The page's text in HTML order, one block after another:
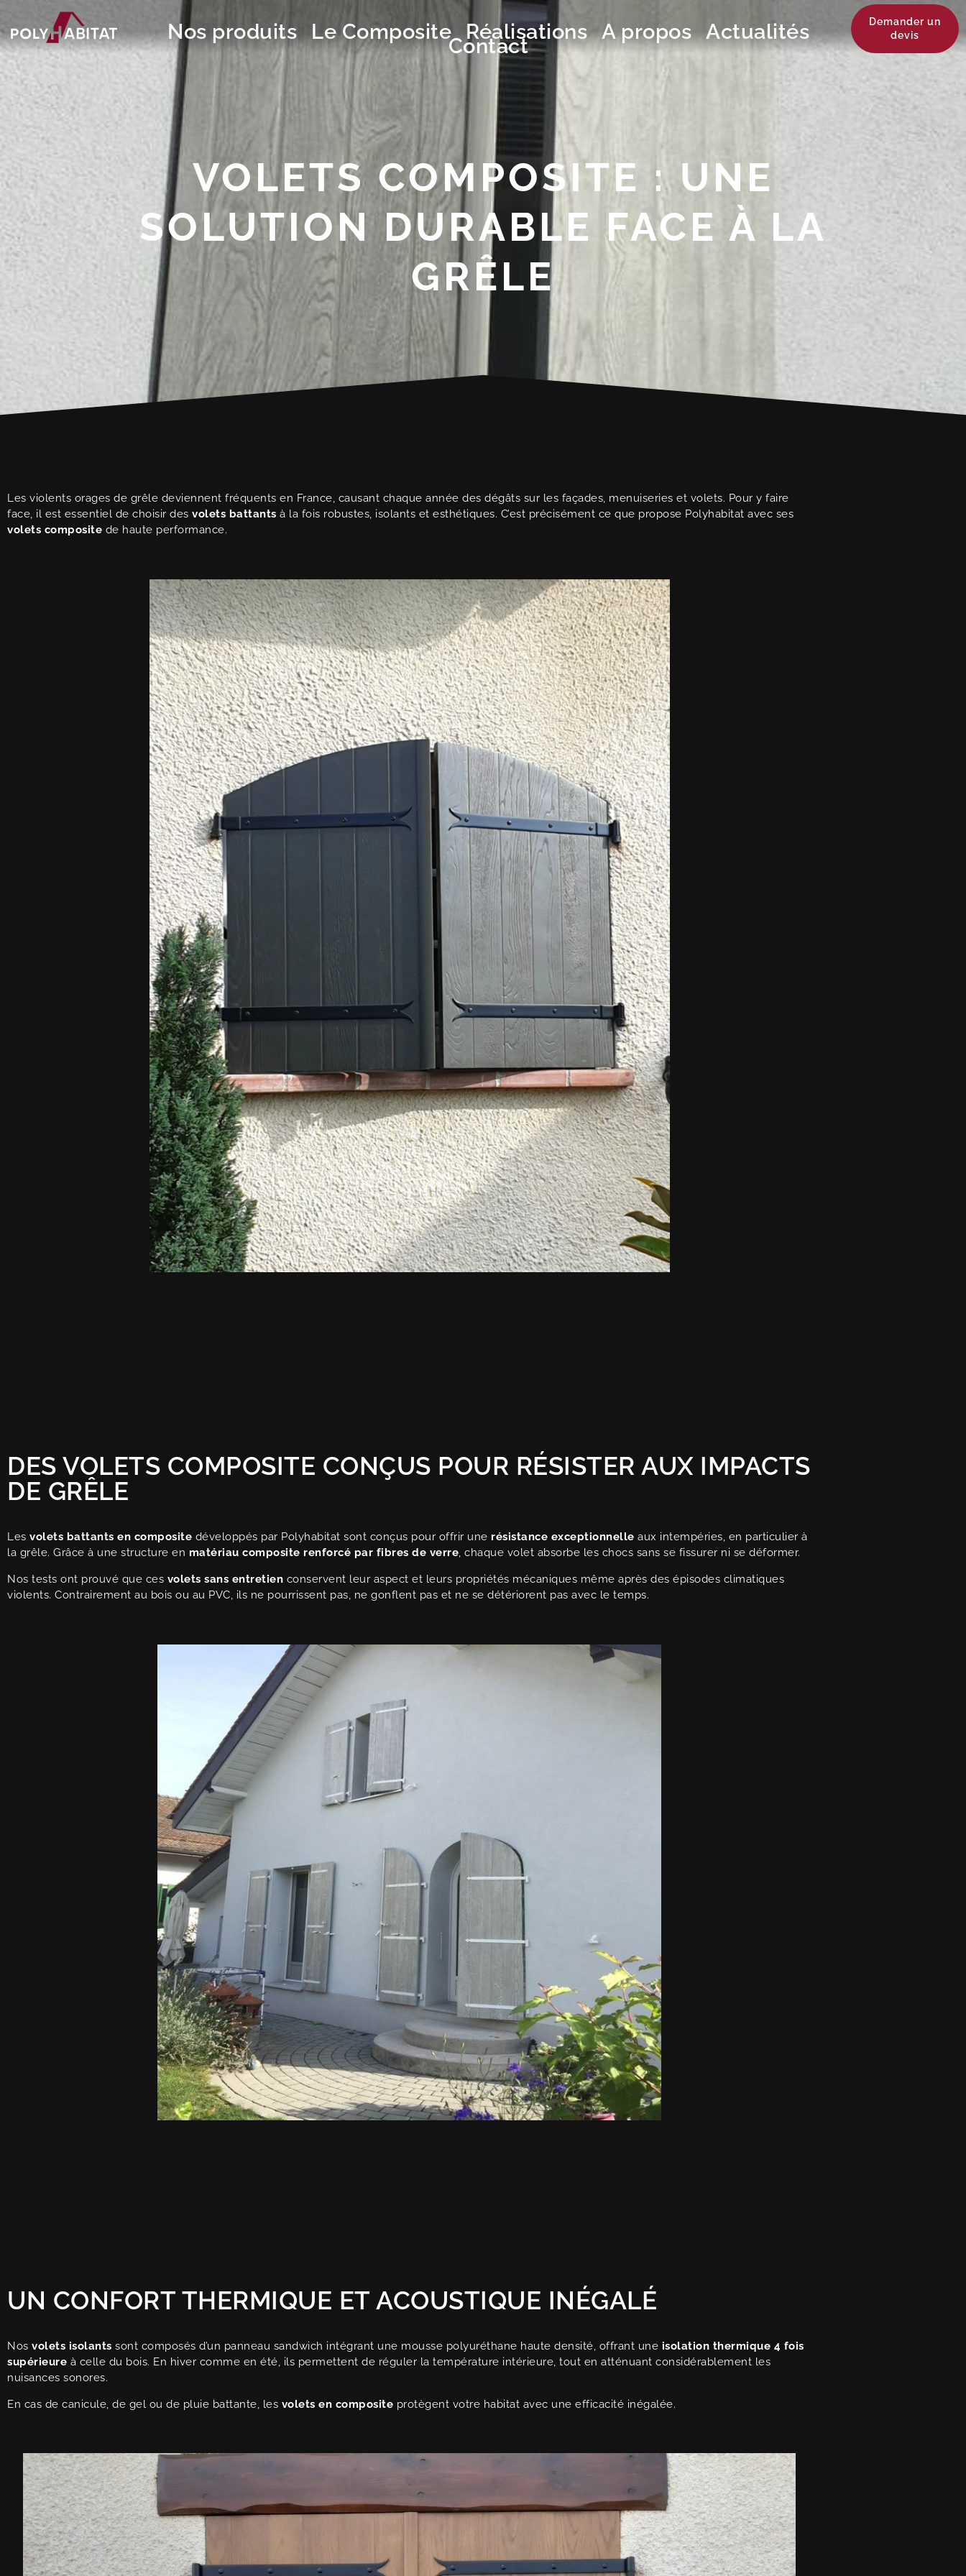
Nos produits Le Composite Réalisations A propos Actualités
Contact
Demander un
devis
VOLETS COMPOSITE : UNE
SOLUTION DURABLE FACE À LA
GRÊLE
Les violents orages de grêle deviennent fréquents en France, causant chaque année des dégâts sur les façades, menuiseries et volets. Pour y faire
face, il est essentiel de choisir des volets battants à la fois robustes, isolants et esthétiques. C’est précisément ce que propose Polyhabitat avec ses
volets composite de haute performance.
DES VOLETS COMPOSITE CONÇUS POUR RÉSISTER AUX IMPACTS
DE GRÊLE
Les volets battants en composite développés par Polyhabitat sont conçus pour offrir une résistance exceptionnelle aux intempéries, en particulier à
la grêle. Grâce à une structure en matériau composite renforcé par fibres de verre, chaque volet absorbe les chocs sans se fissurer ni se déformer.
Nos tests ont prouvé que ces volets sans entretien conservent leur aspect et leurs propriétés mécaniques même après des épisodes climatiques
violents. Contrairement au bois ou au PVC, ils ne pourrissent pas, ne gonflent pas et ne se détériorent pas avec le temps.
UN CONFORT THERMIQUE ET ACOUSTIQUE INÉGALÉ
Nos volets isolants sont composés d’un panneau sandwich intégrant une mousse polyuréthane haute densité, offrant une isolation thermique 4 fois
supérieure à celle du bois. En hiver comme en été, ils permettent de réguler la température intérieure, tout en atténuant considérablement les
nuisances sonores.
En cas de canicule, de gel ou de pluie battante, les volets en composite protègent votre habitat avec une efficacité inégalée.